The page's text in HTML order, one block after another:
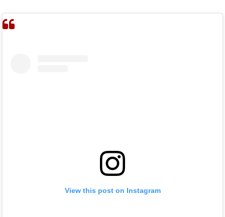
View this post on Instagram